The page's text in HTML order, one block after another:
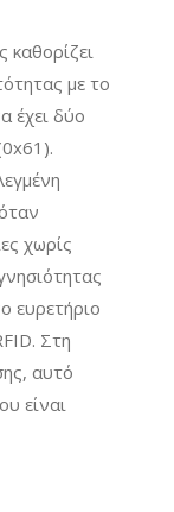
με το
έχει δύο
χωρίς
ευρετήριο
Στη
αυτό
είναι